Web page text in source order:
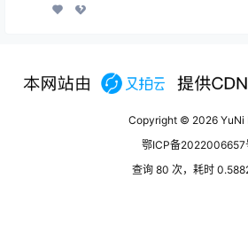
Copyright © 2026YuNi
鄂ICP备2022006657
查询 80 次，耗时